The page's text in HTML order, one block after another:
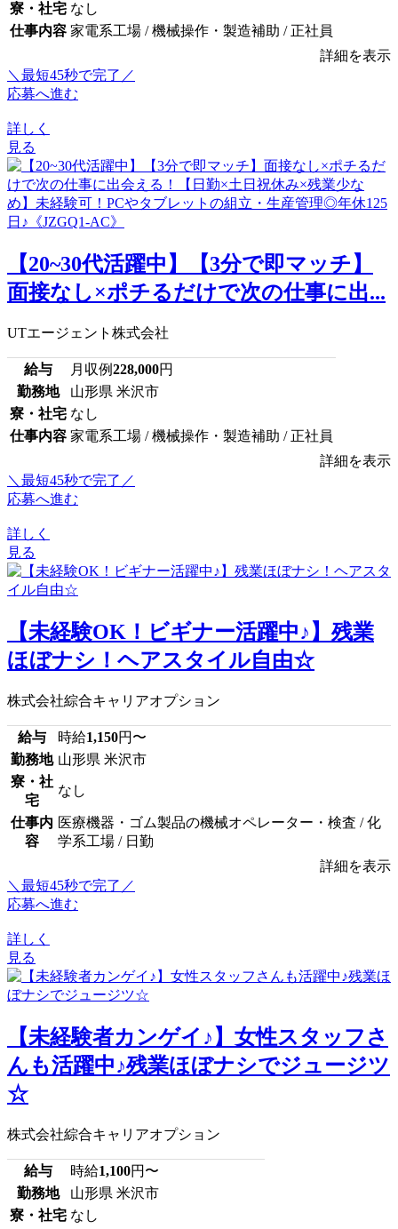
寮・社宅 なし
仕事内容 家電系工場 / 機械操作・製造補助 / 正社員
詳細を表示
＼最短45秒で完了／
応募へ進む
詳しく
見る
【20~30代活躍中】【3分で即マッチ】
面接なし×ポチるだけで次の仕事に出...
UTエージェント株式会社
給与 月収例228,000円
勤務地
山形県 米沢市
寮・社宅 なし
仕事内容 家電系工場 / 機械操作・製造補助 / 正社員
詳細を表示
＼最短45秒で完了／
応募へ進む
詳しく
見る
【未経験OK！ビギナー活躍中♪】残業
ほぼナシ！ヘアスタイル自由☆
株式会社綜合キャリアオプション
給与 時給1,150円〜
勤務地 山形県 米沢市
寮・社
宅
なし
仕事内
容
医療機器・ゴム製品の機械オペレーター・検査 / 化
学系工場 / 日勤
詳細を表示
＼最短45秒で完了／
応募へ進む
詳しく
見る
【未経験者カンゲイ♪】女性スタッフさ
んも活躍中♪残業ほぼナシでジュージツ
☆
株式会社綜合キャリアオプション
給与 時給1,100円〜
勤務地
山形県 米沢市
寮・社宅 なし